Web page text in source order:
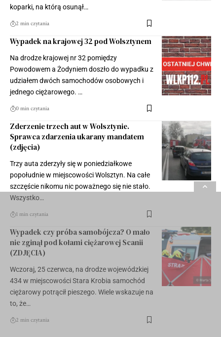
koparki, na którą osunął…
2 min czytania
Wypadek na krajowej 32 pod Wolsztynem
Na drodze krajowej nr 32 pomiędzy
Powodowem a Żodyniem doszło do wypadku z
udziałem dwóch samochodów osobowych i
jednego ciężarowego. …
0 min czytania
Zderzenie trzech aut w Wolsztynie.
Sprawca zdarzenia ukarany mandatem
(zdjęcia)
Trzy auta zderzyły się w poniedziałkowe
popołudnie w miejscowości Wolsztyn. Na całe
szczęście nikomu nic poważnego się nie stało.
Wszystko…
1 min czytania
Wypadek czy próba samobójcza? O mało
nie zginął pod kołami ciężarowej Scanii
(ZDJĘCIA)
Wczoraj, 25 czerwca, na drodze wojewódzkiej
434 w miejscowości Stara Krobia samochód
ciężarowy potrącił pieszego. Wiele wskazuje na
to, że…
2 min czytania